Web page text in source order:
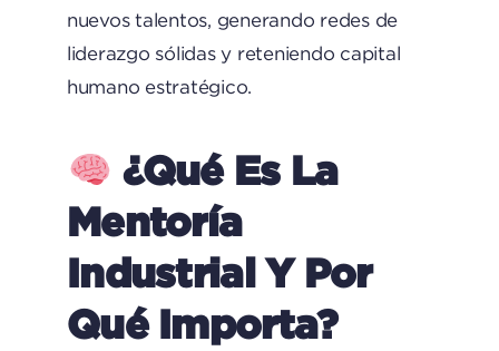
nuevos talentos, generando redes de
liderazgo sólidas y reteniendo capital
humano estratégico.
¿Qué Es La
Mentoría
Industrial Y Por
Qué Importa?